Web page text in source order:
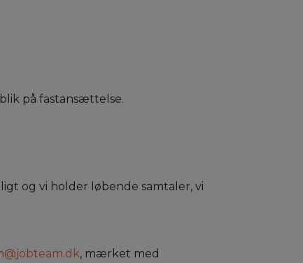
på fastansættelse.
og vi holder løbende samtaler, vi
, mærket med